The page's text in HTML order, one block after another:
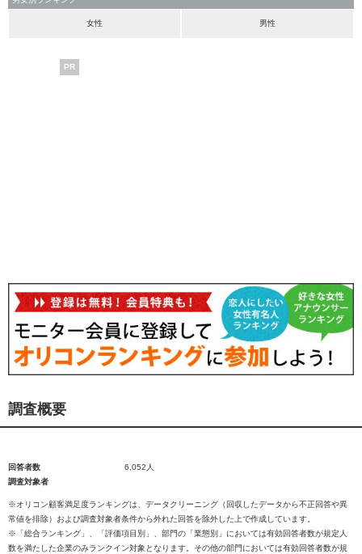
女性 男性
PR
調査概要
回答者数
6,052人
調査対象者
※オリコン顧客満足度ランキングは、データクリーニング（回収したデータから不正回答や異
常値を排除）および調査対象者条件から外れた回答を除外した上で作成しています。
※「総合ランキング」、「評価項目別」、部門の「業態別」においては有効回答者数が規定人
数を満たした企業のみランクイン対象となります。その他の部門においては有効回答者数が規